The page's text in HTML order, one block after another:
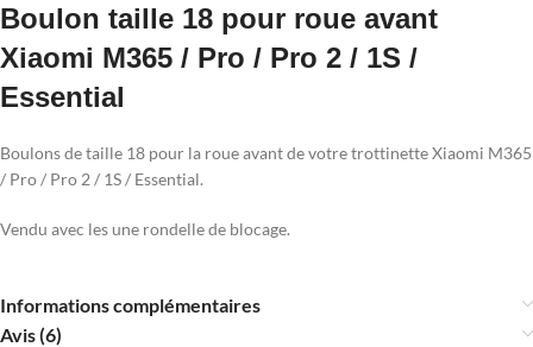
Boulon taille 18 pour roue avant
Xiaomi M365 / Pro / Pro 2 / 1S /
Essential
Boulons de taille 18 pour la roue avant de votre trottinette Xiaomi M365
/ Pro / Pro 2 / 1S / Essential.
Vendu avec les une rondelle de blocage.
Informations complémentaires
Avis (6)